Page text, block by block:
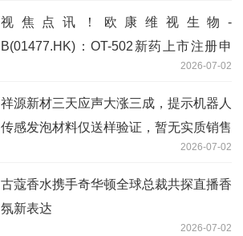
视焦点讯！欧康维视生物-
B(01477.HK)：OT-502新药上市注册申
2026-07-02
祥源新材三天应声大涨三成，提示机器人
传感发泡材料仅送样验证，暂无实质销售
2026-07-02
古蔻香水携手奇华顿全球总裁共探直播香
氛新表达
2026-07-02